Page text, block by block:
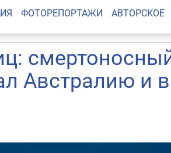
ФОТОРЕПОРТАЖИ АВТОРСКОЕ
Австралию и